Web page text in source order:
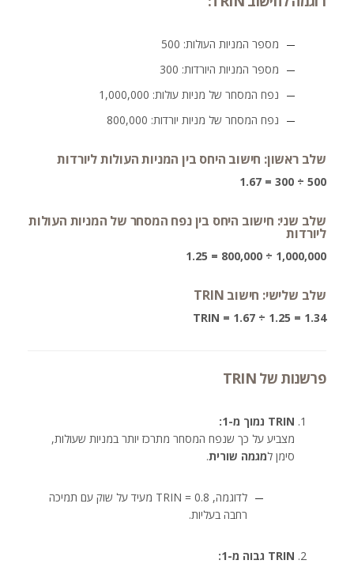
מספר המניות העולות: 500
מספר המניות היורדות: 300
נפח המסחר של מניות עולות: 1,000,000
נפח המסחר של מניות יורדות: 800,000
שלב ראשון: חישוב היחס בין המניות העולות ליורדות
500 ÷ 300 = 1.67
שלב שני: חישוב היחס בין נפח המסחר של המניות העולות
ליורדות
1,000,000 ÷ 800,000 = 1.25
שלב שלישי: חישוב TRIN
TRIN = 1.67 ÷ 1.25 = 1.34
פרשנות של TRIN
TRIN נמוך מ-1:
מצביע על כך שנפח המסחר מתרכז יותר במניות שעולות,
סימן למגמה שורית.
לדוגמה, TRIN = 0.8 מעיד על שוק עם תמיכה
רחבה בעליות.
TRIN גבוה מ-1: